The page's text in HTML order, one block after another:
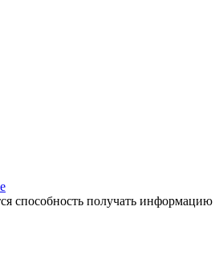
способность получать информацию